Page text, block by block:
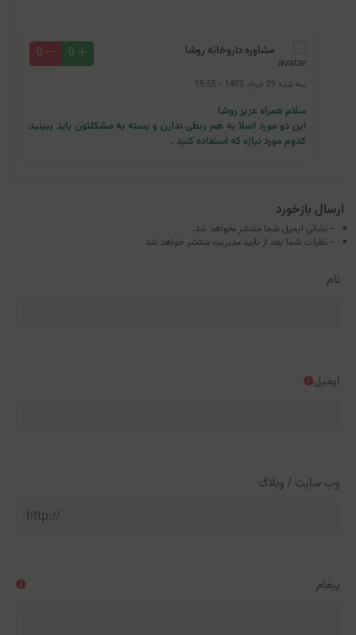
مشاوره داروخانه روشا 0
0
سه شنبه 29 خرداد 1403 - 19:55
سلام همراه عزیز روشا
این دو مورد اصلا به هم ربطی ندارن و بسته به مشکلتون باید ببینید
کدوم مورد نیازه که استفاده کنید .
ارسال بازخورد
- نشانی ایمیل شما منتشر نخواهد شد.
- نظرات شما بعد از تایید مدیریت منتشر خواهد شد
نام
ایمیل
وب سایت / وبلاگ
پیغام